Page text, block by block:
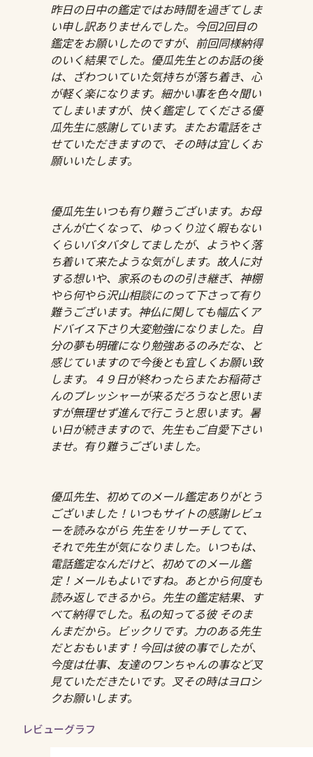
昨日の日中の鑑定ではお時間を過ぎてしま
い申し訳ありませんでした。今回2回目の
鑑定をお願いしたのですが、前回同様納得
のいく結果でした。優瓜先生とのお話の後
は、ざわついていた気持ちが落ち着き、心
が軽く楽になります。細かい事を色々聞い
てしまいますが、快く鑑定してくださる優
瓜先生に感謝しています。またお電話をさ
せていただきますので、その時は宜しくお
願いいたします。
優瓜先生いつも有り難うございます。お母
さんが亡くなって、ゆっくり泣く暇もない
くらいバタバタしてましたが、ようやく落
ち着いて来たような気がします。故人に対
する想いや、家系のものの引き継ぎ、神棚
やら何やら沢山相談にのって下さって有り
難うございます。神仏に関しても幅広くア
ドバイス下さり大変勉強になりました。自
分の夢も明確になり勉強あるのみだな、と
感じていますので今後とも宜しくお願い致
します。４９日が終わったらまたお稲荷さ
んのプレッシャーが来るだろうなと思いま
すが無理せず進んで行こうと思います。暑
い日が続きますので、先生もご自愛下さい
ませ。有り難うございました。
優瓜先生、初めてのメール鑑定ありがとう
ございました！いつもサイトの感謝レビュ
ーを読みながら 先生をリサーチしてて、
それで先生が気になりました。いつもは、
電話鑑定なんだけど、初めてのメール鑑
定！メールもよいですね。あとから何度も
読み返しできるから。先生の鑑定結果、す
べて納得でした。私の知ってる彼 そのま
んまだから。ビックリです。力のある先生
だとおもいます！今回は彼の事でしたが、
今度は仕事、友達のワンちゃんの事など叉
見ていただきたいです。叉その時はヨロシ
クお願いします。
レビューグラフ